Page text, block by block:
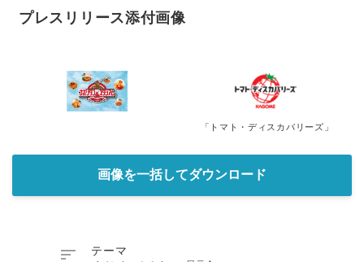
プレスリリース添付画像
「トマト・ディスカバリーズ」
画像を一括してダウンロード
 テーマ